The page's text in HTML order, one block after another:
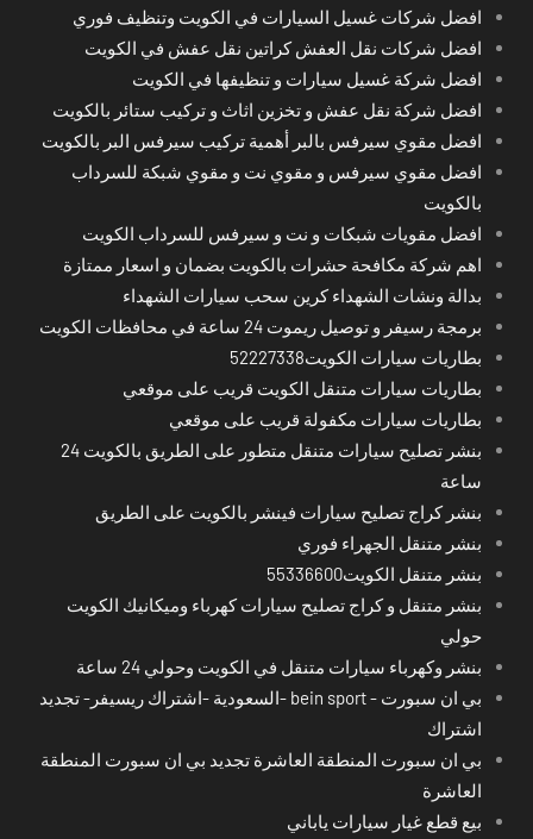
افضل شركات غسيل السيارات في الكويت وتنظيف فوري
افضل شركات نقل العفش كراتين نقل عفش في الكويت
افضل شركة غسيل سيارات و تنظيفها في الكويت
افضل شركة نقل عفش و تخزين اثاث و تركيب ستائر بالكويت
افضل مقوي سيرفس بالبر أهمية تركيب سيرفس البر بالكويت
افضل مقوي سيرفس و مقوي نت و مقوي شبكة للسرداب
بالكويت
افضل مقويات شبكات و نت و سيرفس للسرداب الكويت
اهم شركة مكافحة حشرات بالكويت بضمان و اسعار ممتازة
بدالة ونشات الشهداء كرين سحب سيارات الشهداء
برمجة رسيفر و توصيل ريموت 24 ساعة في محافظات الكويت
بطاريات سيارات الكويت52227338
بطاريات سيارات متنقل الكويت قريب على موقعي
بطاريات سيارات مكفولة قريب على موقعي
بنشر تصليح سيارات متنقل متطور على الطريق بالكويت 24
ساعة
بنشر كراج تصليح سيارات فينشر بالكويت على الطريق
بنشر متنقل الجهراء فوري
بنشر متنقل الكويت55336600
بنشر متنقل و كراج تصليح سيارات كهرباء وميكانيك الكويت
حولي
بنشر وكهرباء سيارات متنقل في الكويت وحولي 24 ساعة
بي ان سبورت - bein sport -السعودية -اشتراك ريسيفر- تجديد
اشتراك
بي ان سبورت المنطقة العاشرة تجديد بي ان سبورت المنطقة
العاشرة
بيع قطع غيار سيارات ياباني